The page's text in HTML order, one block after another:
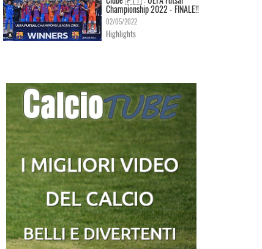
Championship 2022 - FINALE!!
02/05/2022
Highlights